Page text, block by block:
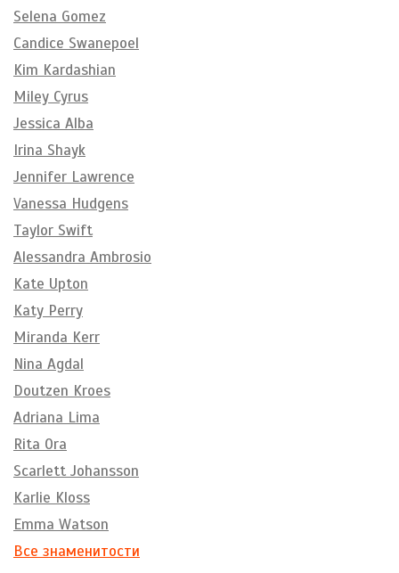
Selena Gomez
Candice Swanepoel
Kim Kardashian
Miley Cyrus
Jessica Alba
Irina Shayk
Jennifer Lawrence
Vanessa Hudgens
Taylor Swift
Alessandra Ambrosio
Kate Upton
Katy Perry
Miranda Kerr
Nina Agdal
Doutzen Kroes
Adriana Lima
Rita Ora
Scarlett Johansson
Karlie Kloss
Emma Watson
Все знаменитости